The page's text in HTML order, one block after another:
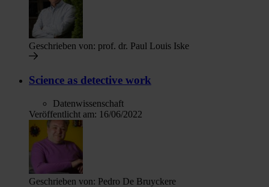
Geschrieben von: prof. dr. Paul Louis Iske
Science as detective work
Datenwissenschaft
Veröffentlicht am: 16/06/2022
Geschrieben von: Pedro De Bruyckere